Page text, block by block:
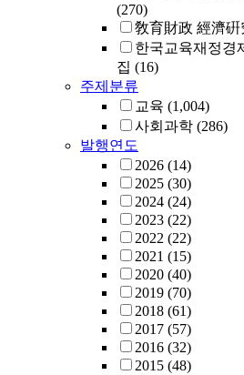
(270)
敎育財政 經濟硏
한국교육재정경
집 (16)
주제분류
교육 (1,004)
사회과학 (286)
발행연도
2026 (14)
2025 (30)
2024 (24)
2023 (22)
2022 (22)
2021 (15)
2020 (40)
2019 (70)
2018 (61)
2017 (57)
2016 (32)
2015 (48)